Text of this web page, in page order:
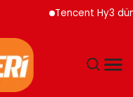
Tencent Hy3 dünya